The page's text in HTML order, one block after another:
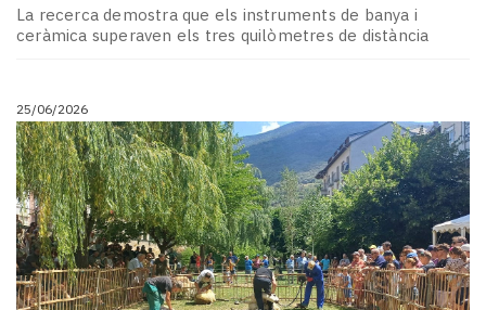
La recerca demostra que els instruments de banya i
ceràmica superaven els tres quilòmetres de distància
25/06/2026